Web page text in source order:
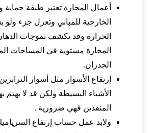
أعمال المحارة تعتبر طبقة
الخارجية للمباني وتعزل جزء
الحرارة وقد تكشف تموجات
المحارة مستوية في المساحات
الجدران.
إرتفاع الأسوار مثل أسوار
الأشياء البسيطة ولكن قد لا يهتم
المنفذين فهي ضرورية .
ولابد عمل حساب إرتفاع